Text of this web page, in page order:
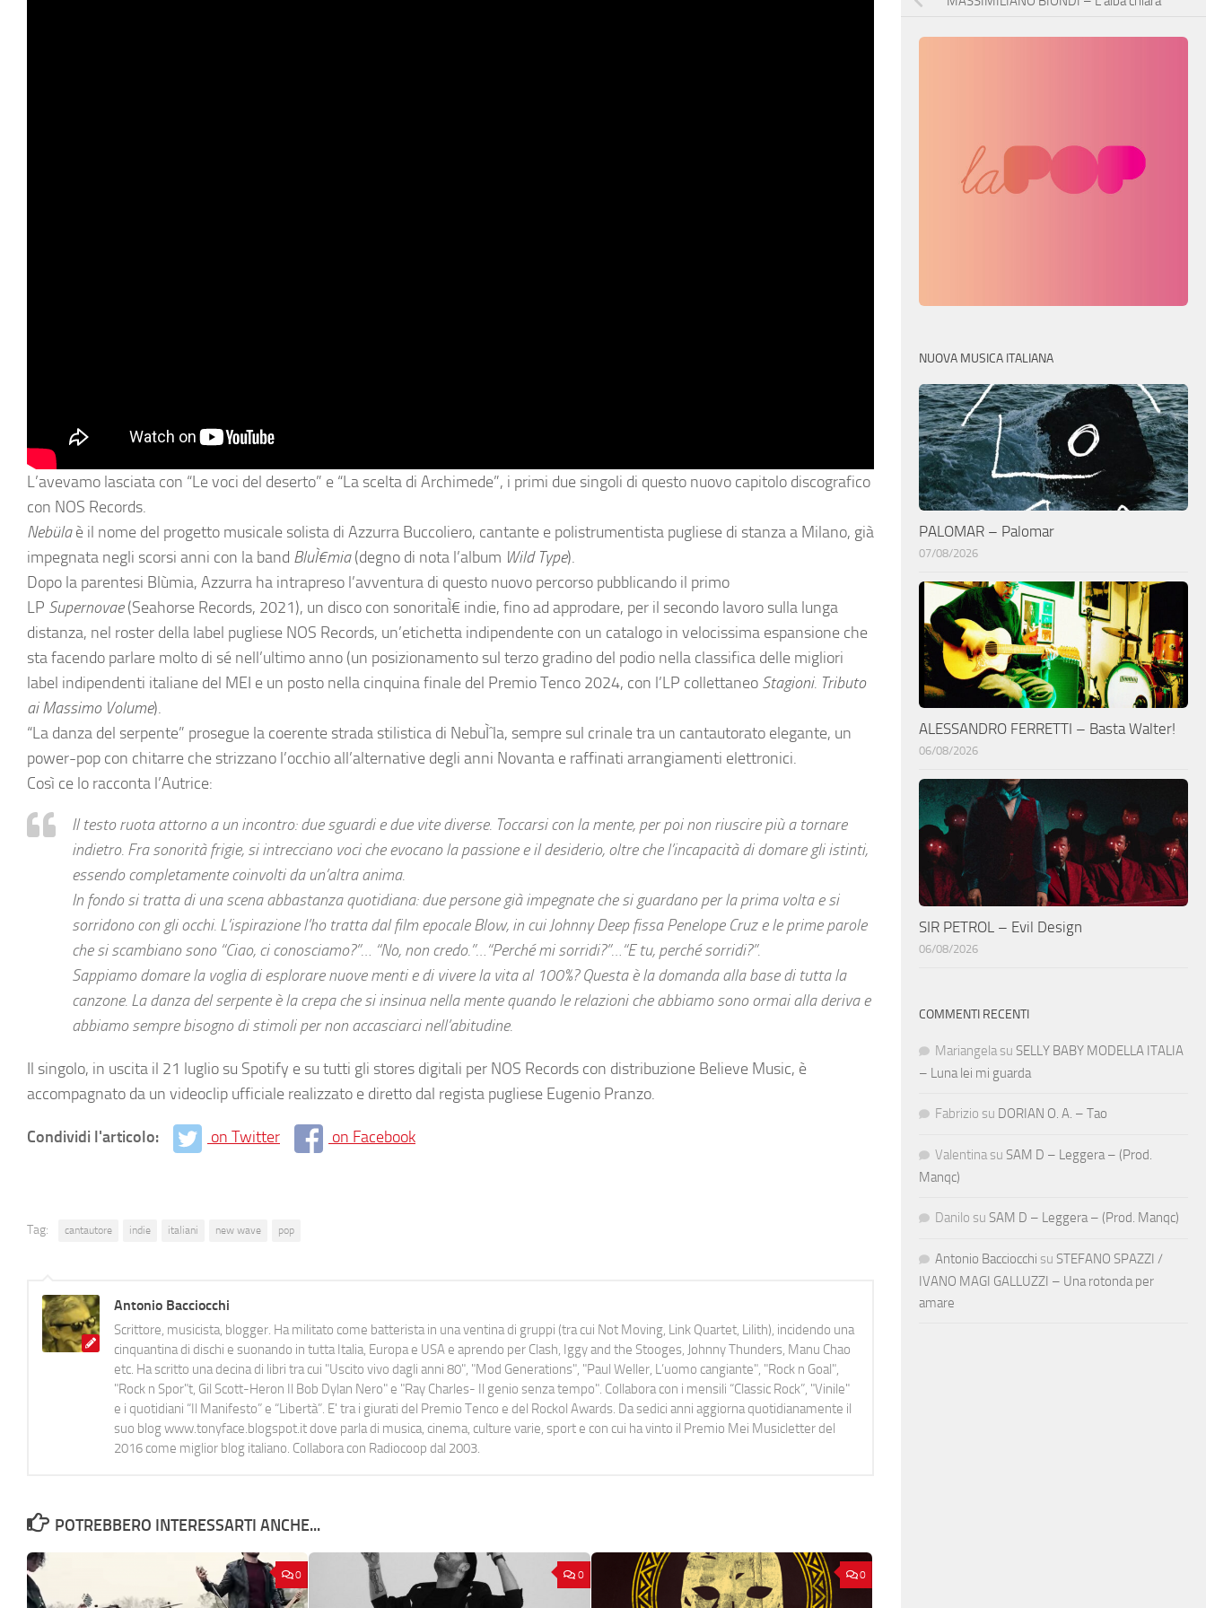
L’avevamo lasciata con “Le voci del deserto” e “La scelta di Archimede”, i primi due singoli di questo nuovo capitolo discografico
con NOS Records.
Nebülaè il nome del progetto musicale solista di Azzurra Buccoliero, cantante e polistrumentista pugliese di stanza a Milano, già
impegnata negli scorsi anni con la band BluÌ€mia(degno di nota l’album Wild Type).
Dopo la parentesi Blùmia, Azzurra ha intrapreso l’avventura di questo nuovo percorso pubblicando il primo
LP Supernovae(Seahorse Records, 2021), un disco con sonoritaÌ€ indie, fino ad approdare, per il secondo lavoro sulla lunga
distanza, nel roster della label pugliese NOS Records, un’etichetta indipendente con un catalogo in velocissima espansione che
sta facendo parlare molto di sé nell’ultimo anno (un posizionamento sul terzo gradino del podio nella classifica delle migliori
label indipendenti italiane del MEI e un posto nella cinquina finale del Premio Tenco 2024, con l’LP collettaneo Stagioni. Tributo
ai Massimo Volume).
“La danza del serpente” prosegue la coerente strada stilistica di NebuÌˆla, sempre sul crinale tra un cantautorato elegante, un
power-pop con chitarre che strizzano l’occhio all’alternative degli anni Novanta e raffinati arrangiamenti elettronici.
Così ce lo racconta l’Autrice:
Il testo ruota attorno a un incontro: due sguardi e due vite diverse. Toccarsi con la mente, per poi non riuscire più a tornare
indietro. Fra sonorità frigie, si intrecciano voci che evocano la passione e il desiderio, oltre che l’incapacità di domare gli istinti,
essendo completamente coinvolti da un’altra anima.
In fondo si tratta di una scena abbastanza quotidiana: due persone già impegnate che si guardano per la prima volta e si
sorridono con gli occhi. L’ispirazione l’ho tratta dal film epocale Blow, in cui Johnny Deep fissa Penelope Cruz e le prime parole
che si scambiano sono “Ciao, ci conosciamo?”… “No, non credo.”…“Perché mi sorridi?”…“E tu, perché sorridi?”.
Sappiamo domare la voglia di esplorare nuove menti e di vivere la vita al 100%? Questa è la domanda alla base di tutta la
canzone. La danza del serpente è la crepa che si insinua nella mente quando le relazioni che abbiamo sono ormai alla deriva e
abbiamo sempre bisogno di stimoli per non accasciarci nell’abitudine.
Il singolo, in uscita il 21 luglio su Spotify e su tutti gli stores digitali per NOS Records con distribuzione Believe Music, è
accompagnato da un videoclip ufficiale realizzato e diretto dal regista pugliese Eugenio Pranzo.
Condividi l'articolo: on Twitter on Facebook
Tag: cantautore indie italiani new wave pop
Antonio Bacciocchi
Scrittore, musicista, blogger. Ha militato come batterista in una ventina di gruppi (tra cui Not Moving, Link Quartet, Lilith), incidendo una
cinquantina di dischi e suonando in tutta Italia, Europa e USA e aprendo per Clash, Iggy and the Stooges, Johnny Thunders, Manu Chao
etc. Ha scritto una decina di libri tra cui "Uscito vivo dagli anni 80", "Mod Generations", "Paul Weller, L’uomo cangiante", "Rock n Goal",
"Rock n Spor"t, Gil Scott-Heron Il Bob Dylan Nero" e "Ray Charles- Il genio senza tempo". Collabora con i mensili “Classic Rock”, "Vinile"
e i quotidiani “Il Manifesto” e “Libertà”. E' tra i giurati del Premio Tenco e del Rockol Awards. Da sedici anni aggiorna quotidianamente il
suo blog www.tonyface.blogspot.it dove parla di musica, cinema, culture varie, sport e con cui ha vinto il Premio Mei Musicletter del
2016 come miglior blog italiano. Collabora con Radiocoop dal 2003.
POTREBBERO INTERESSARTI ANCHE...
0 0 0
NUOVA MUSICA ITALIANA
PALOMAR – Palomar
07/08/2026
ALESSANDRO FERRETTI – Basta Walter!
06/08/2026
SIR PETROL – Evil Design
06/08/2026
COMMENTI RECENTI
Mariangela su SELLY BABY MODELLA ITALIA
– Luna lei mi guarda
Fabrizio su DORIAN O. A. – Tao
Valentina su SAM D – Leggera – (Prod.
Manqc)
Danilo su SAM D – Leggera – (Prod. Manqc)
Antonio Bacciocchi su STEFANO SPAZZI /
IVANO MAGI GALLUZZI – Una rotonda per
amare